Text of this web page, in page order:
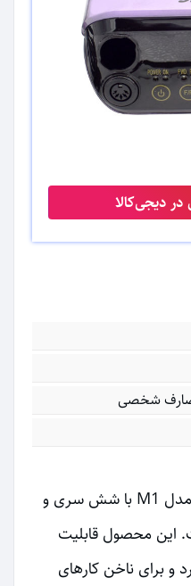
دیجی‌کالا
مصارف شخصی
سوهان ناخن برقی اس ام ال مدل M1 با شش سری و
محصول قابلیت
و برای ناخن کارهای